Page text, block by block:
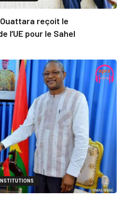
reçoit le
l’UE pour le Sahel